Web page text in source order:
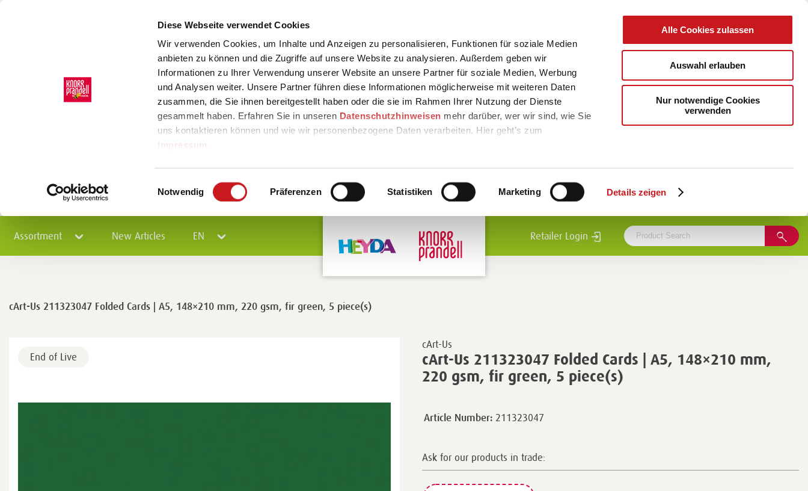
Diese Webseite verwendet Cookies
Wir verwenden Cookies, um Inhalte und Anzeigen zu personalisieren, Funktionen für soziale Medien
anbieten zu können und die Zugriffe auf unsere Website zu analysieren. Außerdem geben wir
Informationen zu Ihrer Verwendung unserer Website an unsere Partner für soziale Medien, Werbung
und Analysen weiter. Unsere Partner führen diese Informationen möglicherweise mit weiteren Daten
zusammen, die Sie ihnen bereitgestellt haben oder die sie im Rahmen Ihrer Nutzung der Dienste
gesammelt haben. Erfahren Sie in unseren Datenschutzhinweisen mehr darüber, wer wir sind, wie Sie
uns kontaktieren können und wie wir personenbezogene Daten verarbeiten. Hier geht’s zum
Impressum
Einwilligungsauswahl
Notwendig Präferenzen Statistiken Marketing Details zeigen
Alle Cookies zulassen
Auswahl erlauben
Nur notwendige Cookies
verwenden
Assortment New Articles EN Retailer Login
cArt-Us
cArt-Us 211323047 Folded Cards | A5, 148×210 mm,
220 gsm, fir green, 5 piece(s)
cArt-Us 211323047 Folded Cards | A5, 148×210 mm, 220 gsm, fir green, 5 piece(s)
End of Live
Article Number: 211323047
Ask for our products in trade: